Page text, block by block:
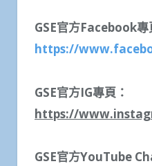
GSE官方Facebook專
https://
GSE官方IG專頁：
https://
GSE官方YouTube